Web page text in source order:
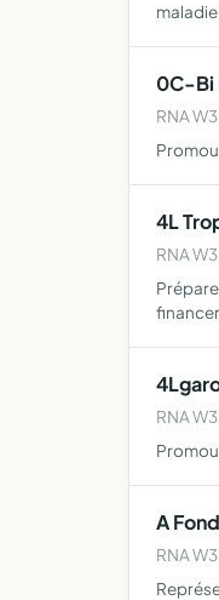
0C-Bi
RNA
4L
RNA
RNA
A
RNA